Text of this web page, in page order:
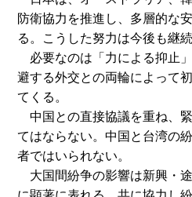
防衛協力を推進し、多層的な
る。こうした努力は今後も継
必要なのは「力による抑止
避する外交との両輪によって
てくる。
中国との直接協議を重ね、
てはならない。中国と台湾の
者ではいられない。
大国間紛争の影響は新興・